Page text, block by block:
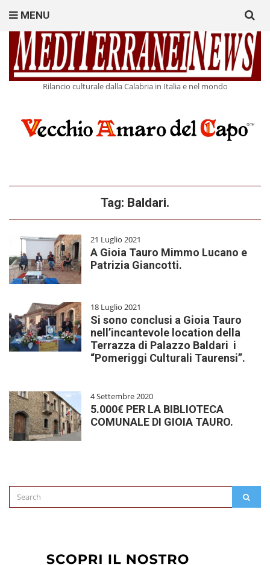
Rilancio culturale dalla Calabria in Italia e nel mondo
MENU
for:
Tag: Baldari.
21 Luglio 2021
A Gioia Tauro Mimmo Lucano e
Patrizia Giancotti.
18 Luglio 2021
Si sono conclusi a Gioia Tauro
nell’incantevole location della
Terrazza di Palazzo Baldari i
“Pomeriggi Culturali Taurensi”.
4 Settembre 2020
5.000€ PER LA BIBLIOTECA
COMUNALE DI GIOIA TAURO.
Search
for: